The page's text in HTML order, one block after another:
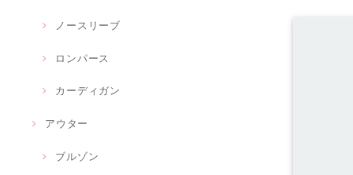
ノースリーブ
ロンパース
カーディガン
アウター
ブルゾン